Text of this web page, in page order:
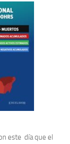
este día que el